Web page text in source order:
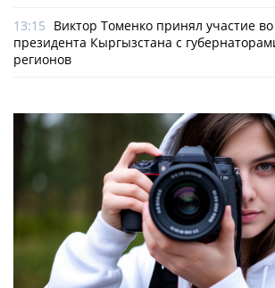
13:15 Виктор Томенко принял участие
президента Кыргызстана с
регионов